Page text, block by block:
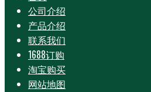
公司介绍
产品介绍
联系我们
1688订购
淘宝购买
网站地图